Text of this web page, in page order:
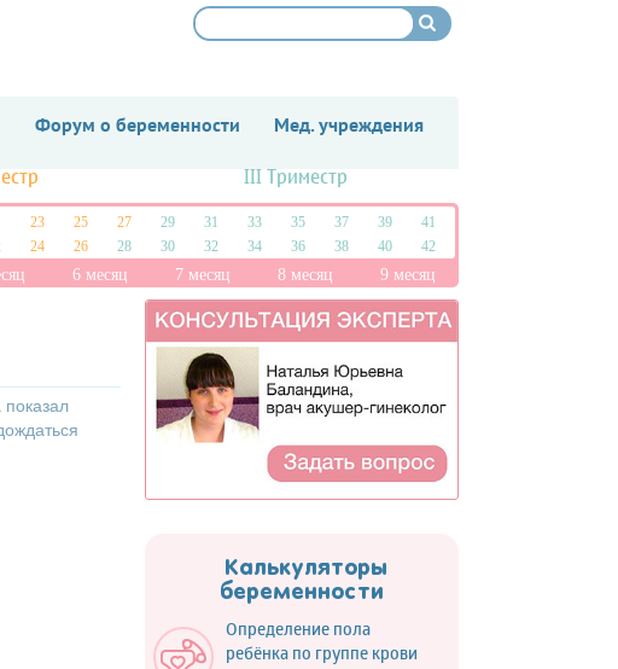
Форум о беременности Мед. учреждения
III Триместр
23 25 27 29 31 33 35 37 39
41
24 26 28 30 32 34 36 38 40 42
6 месяц 7 месяц 8 месяц 9 месяц
Калькуляторы
беременности
Определение пола
ребёнка по группе крови